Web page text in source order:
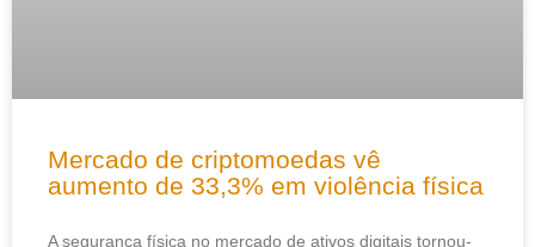
Mercado de criptomoedas vê
aumento de 33,3% em violência física
A segurança física no mercado de ativos digitais tornou-